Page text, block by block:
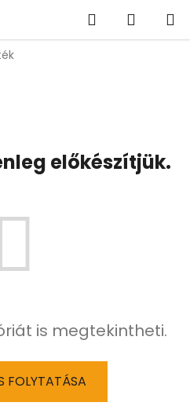
KeresésKOSÁR
előkészítjük.
is megtekintheti.
FOLYTATÁSA